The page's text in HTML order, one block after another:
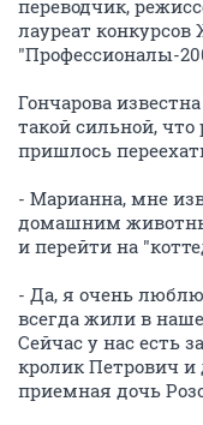
переводчик,
лауреат
"Профессионалы-
Гончарова
такой сильной,
пришлось
- Марианна, мне
домашним
и перейти на
- Да, я очень
всегда жили в
Сейчас у нас есть
кролик Петрович
приемная дочь